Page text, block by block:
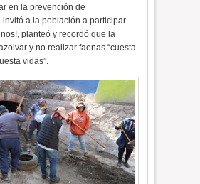
en la prevención de
a la población a participar.
planteó y recordó que la
y no realizar faenas “cuesta
vidas”.